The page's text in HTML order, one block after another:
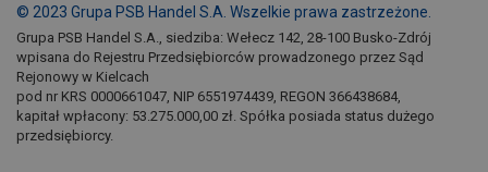
© 2023 Grupa PSB Handel S.A. Wszelkie prawa zastrzeżone.
Grupa PSB Handel S.A., siedziba: Wełecz 142, 28-100 Busko-Zdrój
wpisana do Rejestru Przedsiębiorców prowadzonego przez Sąd
Rejonowy w Kielcach
pod nr KRS 0000661047, NIP 6551974439, REGON 366438684,
kapitał wpłacony: 53.275.000,00 zł. Spółka posiada status dużego
przedsiębiorcy.